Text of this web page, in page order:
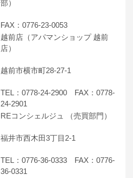
部）
FAX：0776-23-0053
越前店（アパマンショップ 越前
店）
越前市横市町28-27-1
TEL：0778-24-2900 FAX：0778-
24-2901
REコンシェルジュ （売買部門）
福井市西木田3丁目2-1
TEL：0776-36-0333 FAX：0776-
36-0331